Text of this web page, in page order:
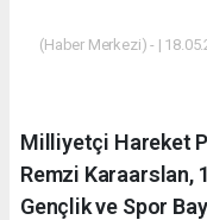
(Haber Merkezi) - |
Milliyetçi Hareket
Remzi Karaarslan,
Gençlik ve Spor